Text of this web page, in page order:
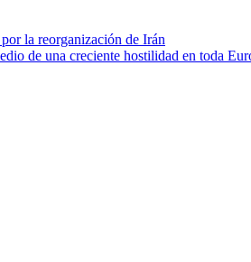
la reorganización de Irán
de una creciente hostilidad en toda